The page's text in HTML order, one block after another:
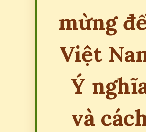
mừng
Việt
Ý
và